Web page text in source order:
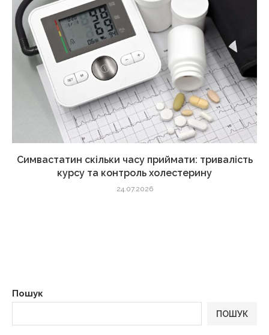
Симвастатин скільки часу приймати: тривалість
курсу та контроль холестерину
24.07.2026
Пошук
ПОШУК